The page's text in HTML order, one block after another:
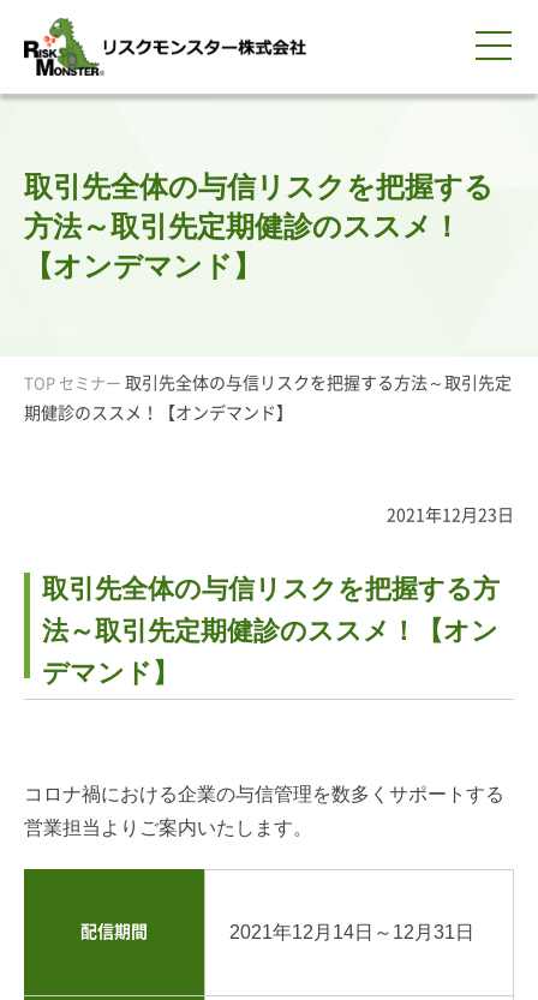
0120-259-440
資料請求
会員ログイン
簡体中文
ENGLISH
取引先全体の与信リスクを把握する
方法～取引先定期健診のススメ！
【オンデマンド】
TOP セミナー 取引先全体の与信リスクを把握する方法～取引先定
期健診のススメ！【オンデマンド】
2021年12月23日
取引先全体の与信リスクを把握する方
法～取引先定期健診のススメ！【オン
デマンド】
コロナ禍における企業の与信管理を数多くサポートする
営業担当よりご案内いたします。
配信期間 2021年12月14日～12月31日